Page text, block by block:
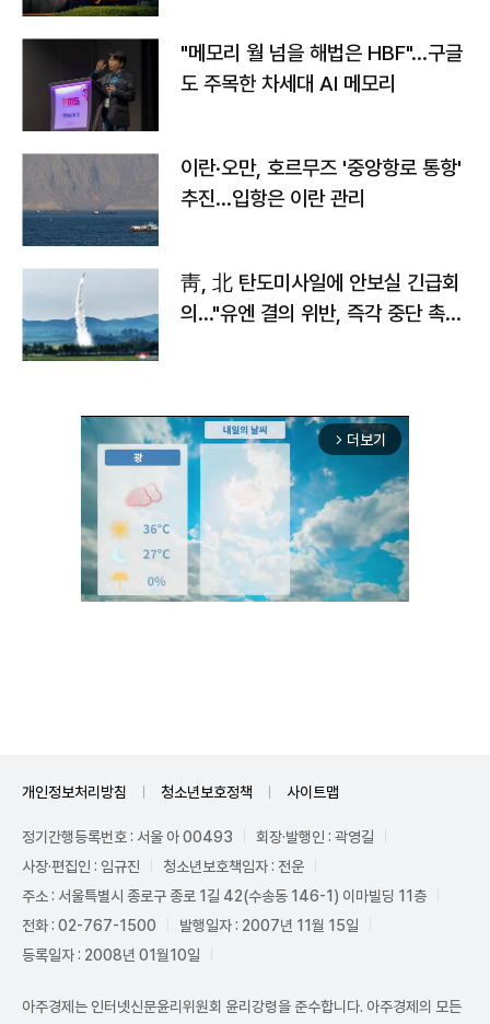
"메모리 월 넘을 해법은 HBF"…구글
도 주목한 차세대 AI 메모리
이란·오만, 호르무즈 '중앙항로 통항'
추진…입항은 이란 관리
靑, 北 탄도미사일에 안보실 긴급회
의…"유엔 결의 위반, 즉각 중단 촉
arrow_forward_ios 더보기
개인정보처리방침 청소년보호정책 사이트맵
정기간행등록번호 : 서울 아 00493
회장·발행인 : 곽영길
사장·편집인 : 임규진
청소년보호책임자 : 전운
주소 : 서울특별시 종로구 종로 1길 42(수송동 146-1) 이마빌딩 11층
전화 : 02-767-1500
발행일자 : 2007년 11월 15일
등록일자 : 2008년 01월10일
아주경제는 인터넷신문윤리위원회 윤리강령을 준수합니다. 아주경제의 모든